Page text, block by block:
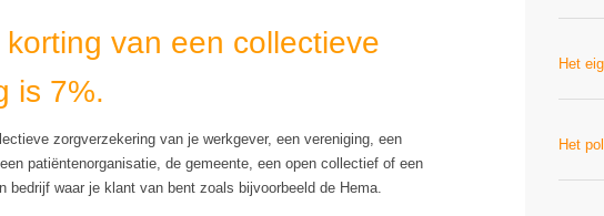
van een collectieve
is 7%.
zorgverzekering van je werkgever, een vereniging, een
patiëntenorganisatie, de gemeente, een open collectief of een
bedrijf waar je klant van bent zoals bijvoorbeeld de Hema.
Het
Het